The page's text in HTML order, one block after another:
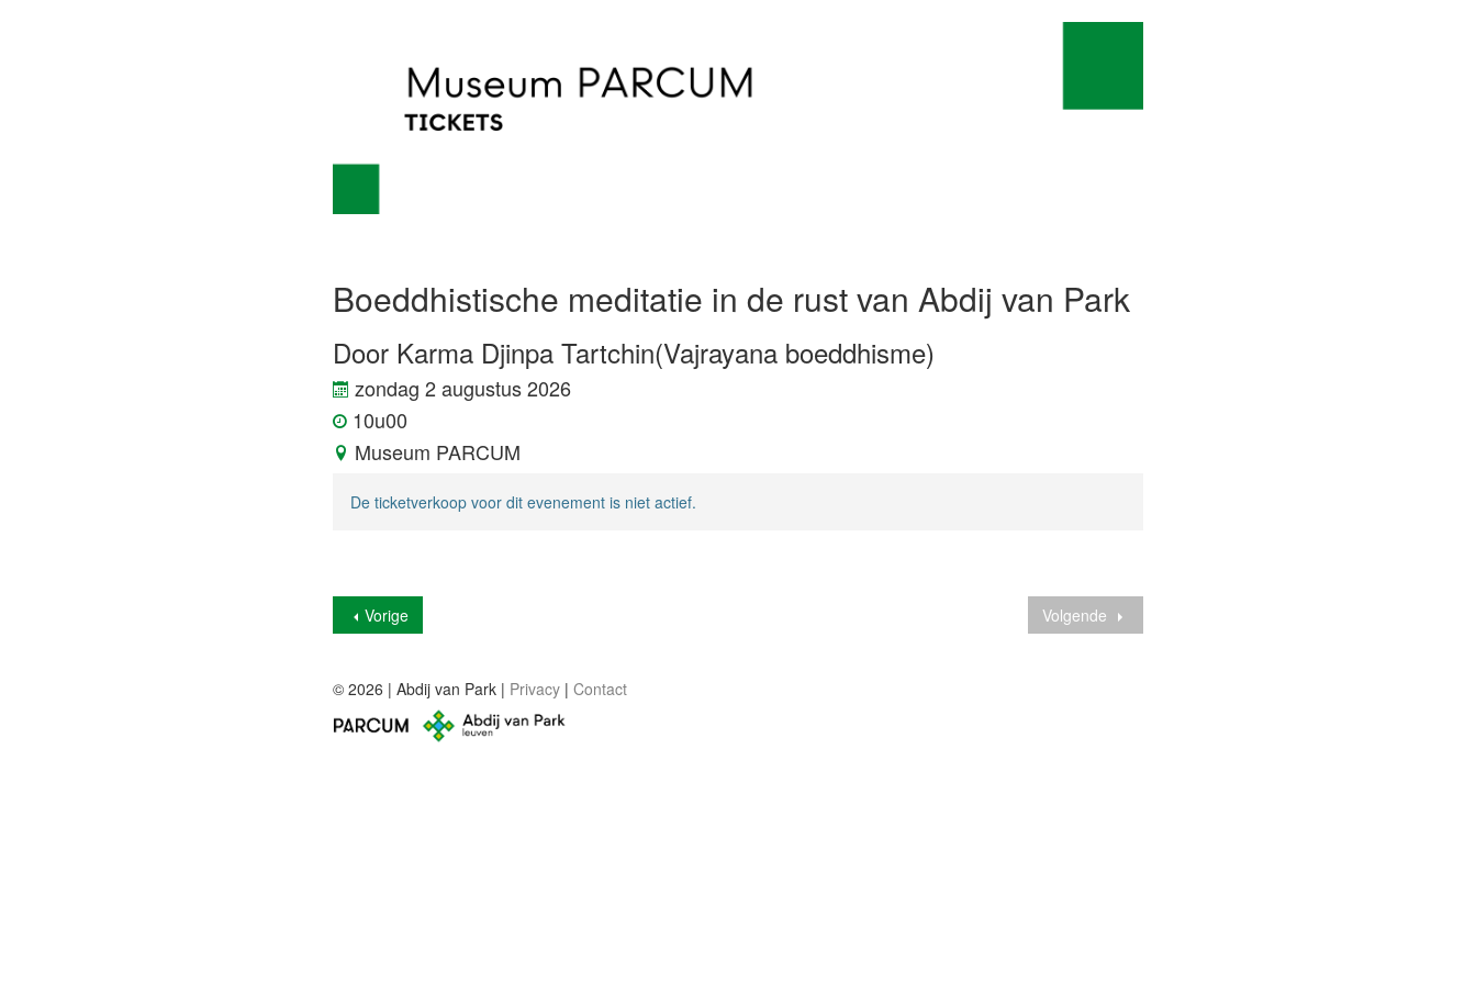
Boeddhistische meditatie in de rust van Abdij van Park
Door Karma Djinpa Tartchin(Vajrayana boeddhisme)
zondag 2 augustus 2026
10u00
Museum PARCUM
De ticketverkoop voor dit evenement is niet actief.
Vorige Volgende
© 2026 | Abdij van Park | Privacy | Contact